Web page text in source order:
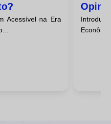
Acessível na Era